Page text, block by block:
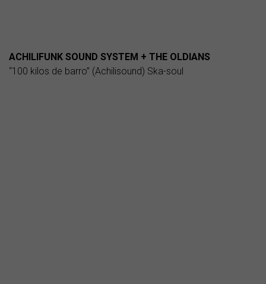
ACHILIFUNK SOUND SYSTEM + THE OLDIANS
“100 kilos de barro” (Achilisound) Ska-soul